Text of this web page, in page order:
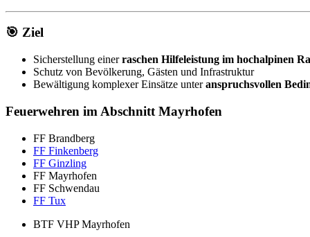
🎯 Ziel
Sicherstellung einerraschen Hilfeleistung im hochalpinen
Schutz von Bevölkerung, Gästen und Infrastruktur
Bewältigung komplexer Einsätze unteranspruchsvollen
Feuerwehren im Abschnitt Mayrhofen
FF Brandberg
FF Finkenberg
FF Ginzling
FF Mayrhofen
FF Schwendau
FF Tux
BTF VHP Mayrhofen